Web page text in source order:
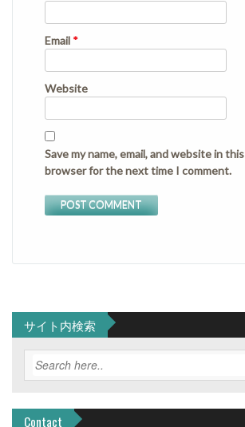
Email *
Website
Save my name, email, and website in this
browser for the next time I comment.
サイト内検索
Contact